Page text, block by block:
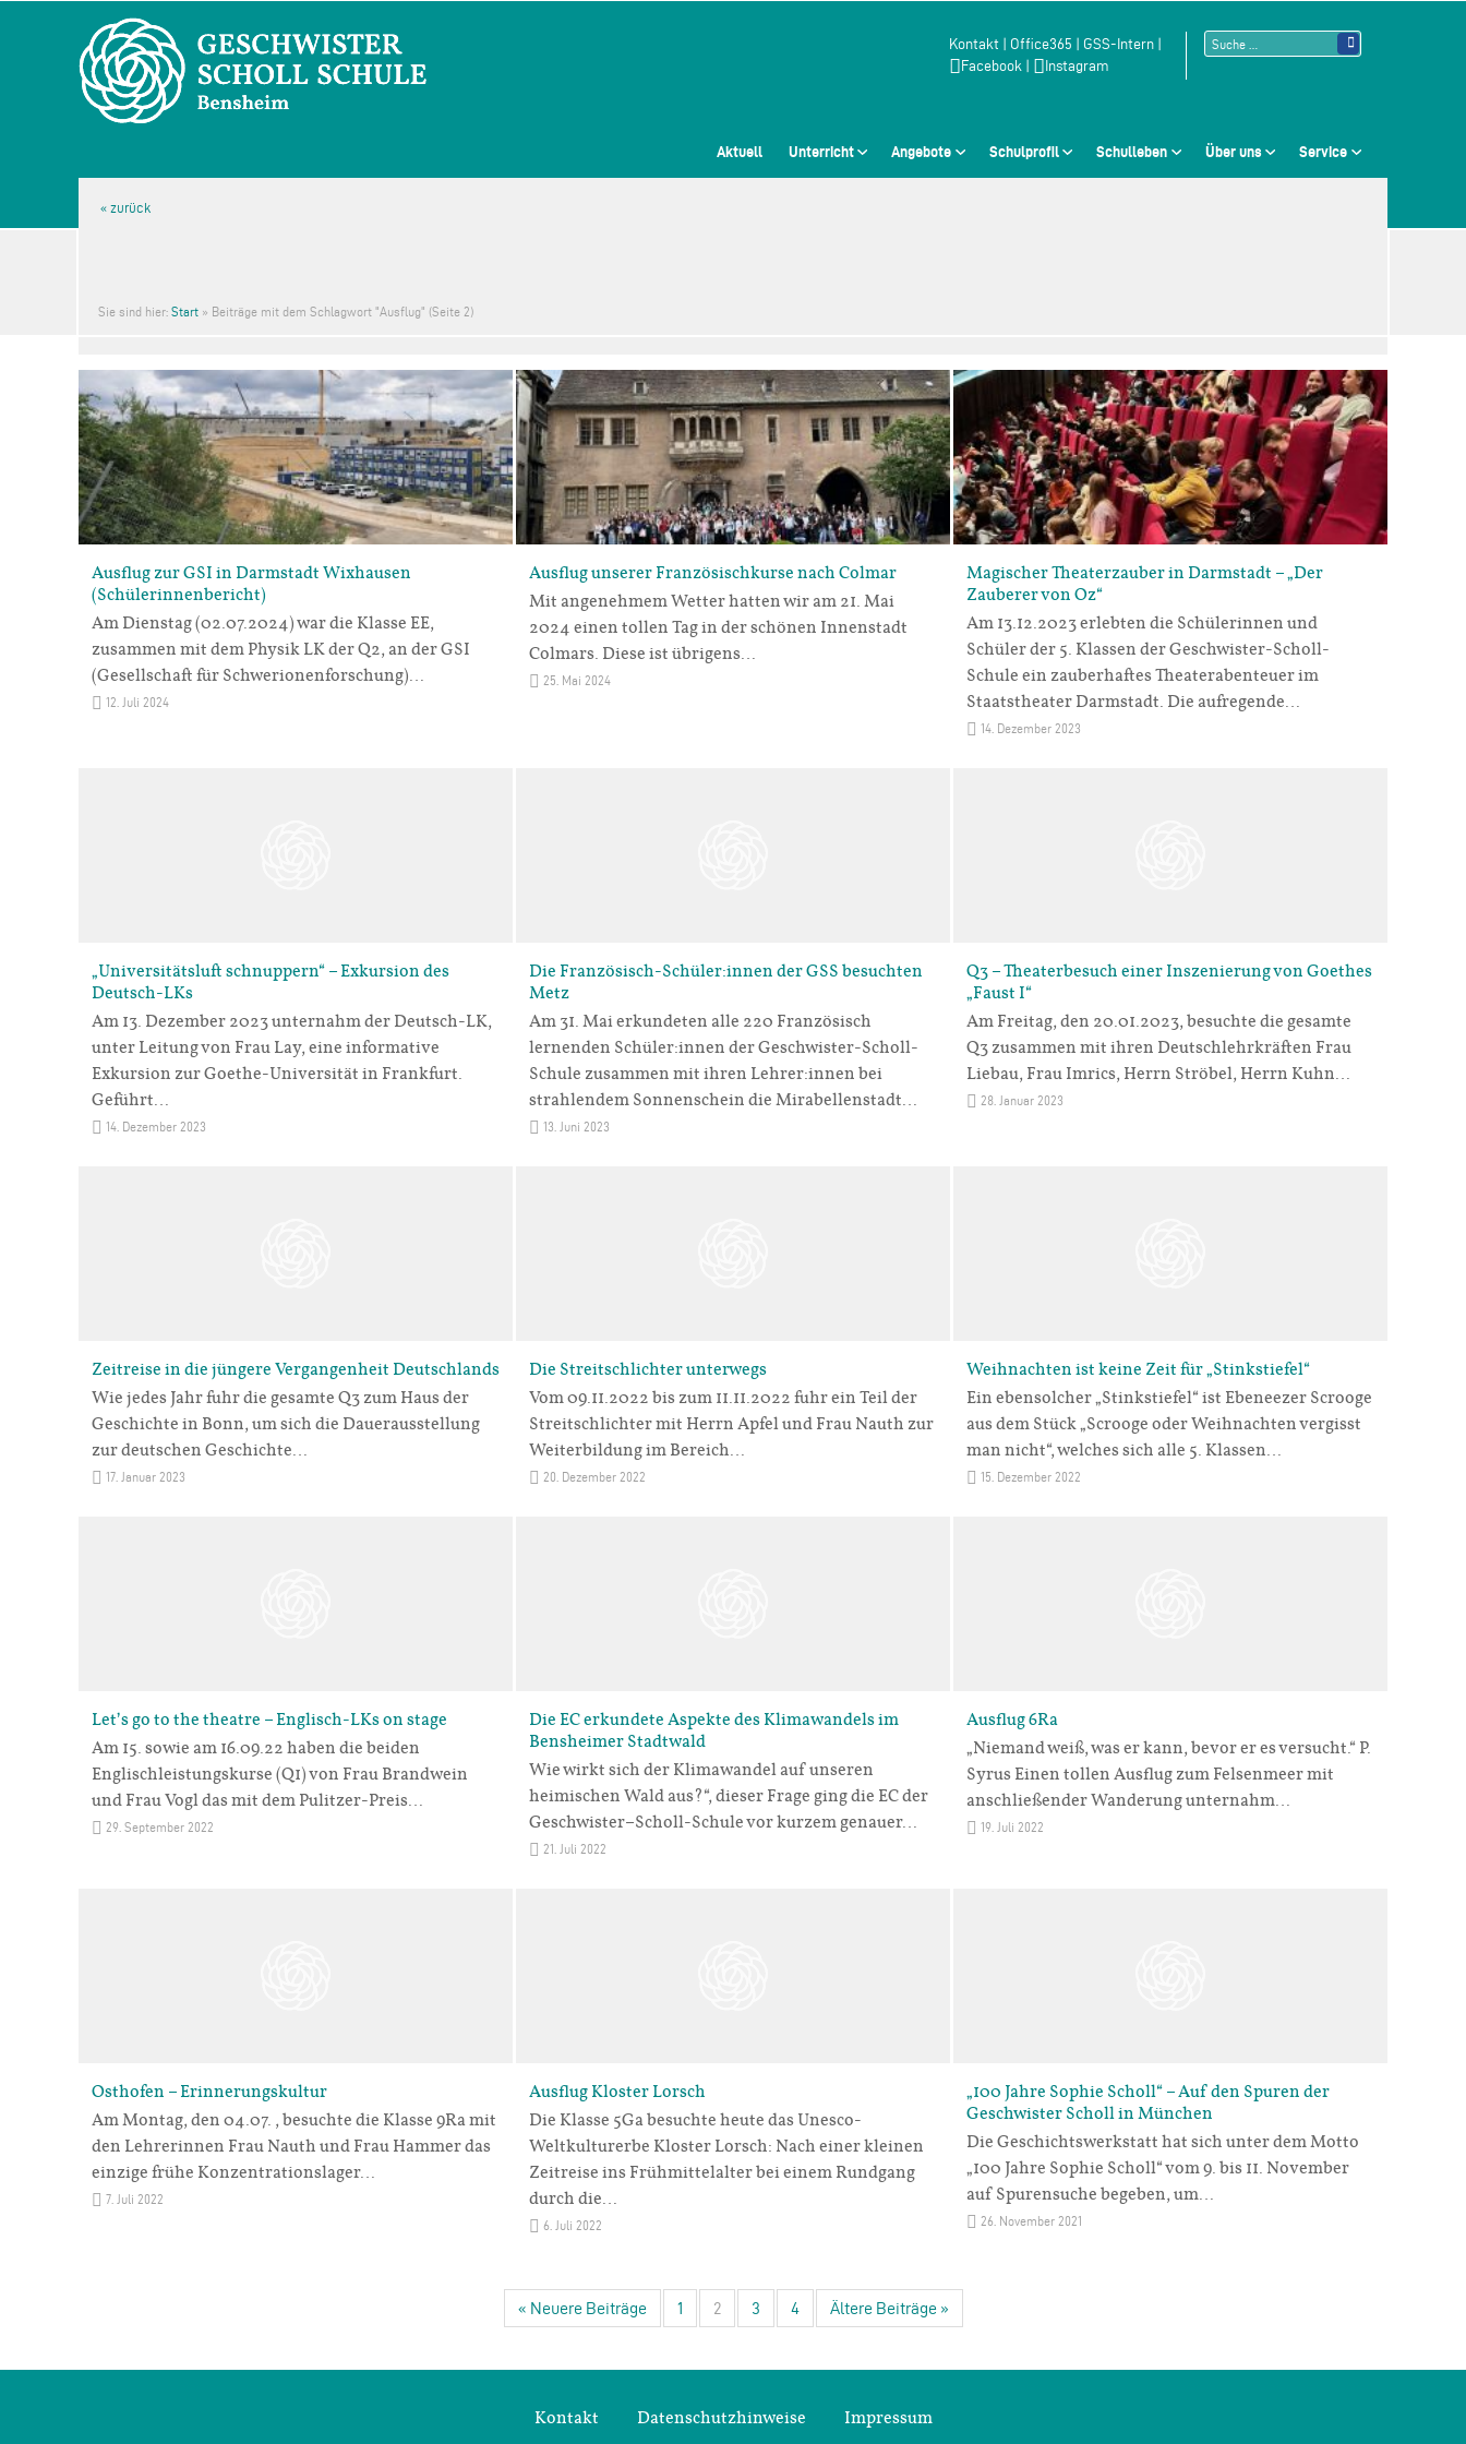
Kontakt| Office365 GSS-Intern|
Facebook| Instagram
Suchen
Aktuell Unterricht Angebote Schulprofil Schulleben Über uns Service
Sie sind hier: Start » Beiträge mit dem Schlagwort "Ausflug" (Seite 2)
Ausflug zur GSI in Darmstadt Wixhausen
(Schülerinnenbericht)
Am Dienstag (02.07.2024) war die Klasse EE,
zusammen mit dem Physik LK der Q2, an der GSI
(Gesellschaft für Schwerionenforschung)…
12. Juli 2024
Ausflug unserer Französischkurse nach Colmar
Mit angenehmem Wetter hatten wir am 21. Mai
2024 einen tollen Tag in der schönen Innenstadt
Colmars. Diese ist übrigens…
25. Mai 2024
Magischer Theaterzauber in Darmstadt – „Der
Zauberer von Oz“
Am 13.12.2023 erlebten die Schülerinnen und
Schüler der 5. Klassen der Geschwister-Scholl-
Schule ein zauberhaftes Theaterabenteuer im
Staatstheater Darmstadt. Die aufregende…
14. Dezember 2023
„Universitätsluft schnuppern“ – Exkursion des
Deutsch-LKs
Am 13. Dezember 2023 unternahm der Deutsch-LK,
unter Leitung von Frau Lay, eine informative
Exkursion zur Goethe-Universität in Frankfurt.
Geführt…
14. Dezember 2023
Die Französisch-Schüler:innen der GSS besuchten
Metz
Am 31. Mai erkundeten alle 220 Französisch
lernenden Schüler:innen der Geschwister-Scholl-
Schule zusammen mit ihren Lehrer:innen bei
strahlendem Sonnenschein die Mirabellenstadt…
13. Juni 2023
Q3 – Theaterbesuch einer Inszenierung von Goethes
„Faust I“
Am Freitag, den 20.01.2023, besuchte die gesamte
Q3 zusammen mit ihren Deutschlehrkräften Frau
Liebau, Frau Imrics, Herrn Ströbel, Herrn Kuhn…
28. Januar 2023
Zeitreise in die jüngere Vergangenheit Deutschlands
Wie jedes Jahr fuhr die gesamte Q3 zum Haus der
Geschichte in Bonn, um sich die Dauerausstellung
zur deutschen Geschichte…
17. Januar 2023
Die Streitschlichter unterwegs
Vom 09.11.2022 bis zum 11.11.2022 fuhr ein Teil der
Streitschlichter mit Herrn Apfel und Frau Nauth zur
Weiterbildung im Bereich…
20. Dezember 2022
Weihnachten ist keine Zeit für „Stinkstiefel“
Ein ebensolcher „Stinkstiefel“ ist Ebeneezer Scrooge
aus dem Stück „Scrooge oder Weihnachten vergisst
man nicht“, welches sich alle 5. Klassen…
15. Dezember 2022
Let’s go to the theatre – Englisch-LKs on stage
Am 15. sowie am 16.09.22 haben die beiden
Englischleistungskurse (Q1) von Frau Brandwein
und Frau Vogl das mit dem Pulitzer-Preis…
29. September 2022
Die EC erkundete Aspekte des Klimawandels im
Bensheimer Stadtwald
Wie wirkt sich der Klimawandel auf unseren
heimischen Wald aus?“, dieser Frage ging die EC der
Geschwister–Scholl-Schule vor kurzem genauer…
21. Juli 2022
Ausflug 6Ra
„Niemand weiß, was er kann, bevor er es versucht.“ P.
Syrus Einen tollen Ausflug zum Felsenmeer mit
anschließender Wanderung unternahm…
19. Juli 2022
Osthofen – Erinnerungskultur
Am Montag, den 04.07., besuchte die Klasse 9Ra mit
den Lehrerinnen Frau Nauth und Frau Hammer das
einzige frühe Konzentrationslager…
7. Juli 2022
Ausflug Kloster Lorsch
Die Klasse 5Ga besuchte heute das Unesco-
Weltkulturerbe Kloster Lorsch: Nach einer kleinen
Zeitreise ins Frühmittelalter bei einem Rundgang
durch die…
6. Juli 2022
„100 Jahre Sophie Scholl“ – Auf den Spuren der
Geschwister Scholl in München
Die Geschichtswerkstatt hat sich unter dem Motto
„100 Jahre Sophie Scholl“ vom 9. bis 11. November
auf Spurensuche begeben, um…
26. November 2021
« Neuere Beiträge 1 2 3 4 Ältere Beiträge »
Kontakt Datenschutzhinweise Impressum